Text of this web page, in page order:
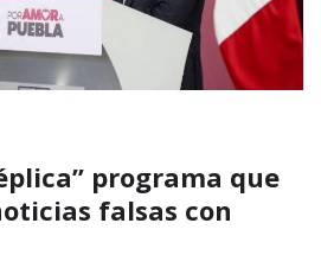
programa que
falsas con